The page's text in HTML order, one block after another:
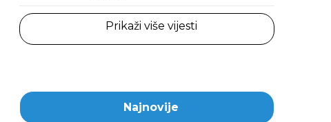
Prikaži više vijesti
Najnovije